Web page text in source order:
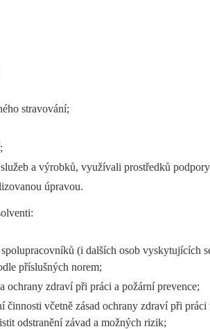
stravování;
a výrobků, využívali prostředků
úpravou.
(i dalších osob
příslušných norem;
ochrany zdraví při práci a požární prevence;
včetně zásad ochrany zdraví při
odstranění závad a možných rizik;